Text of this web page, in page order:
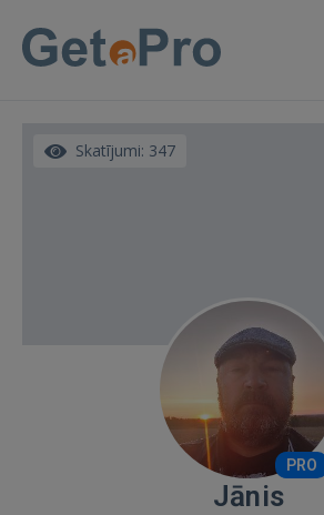
Skatījumi: 347
PRO
Jānis